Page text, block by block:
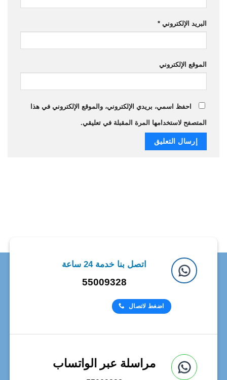
البريد الإلكتروني *
الموقع الإلكتروني
احفظ اسمي، بريدي الإلكتروني، والموقع الإلكتروني في هذا
المتصفح لاستخدامها المرة المقبلة في تعليقي.
اتصل بنا خدمة 24 ساعة
55009328
اضغط لاتصال
مراسلة عبر الواتساب